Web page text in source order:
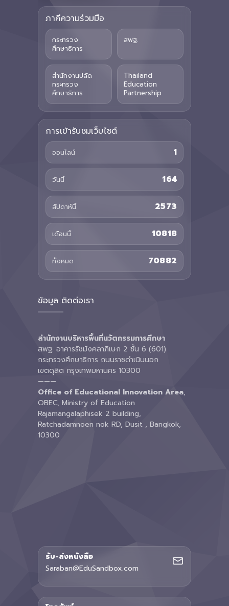
ภาคีความร่วมมือ
กระทรวง
ศึกษาธิการ
สพฐ.
สำนักงานปลัด
กระทรวง
ศึกษาธิการ
Thailand
Education
Partnership
การเข้ารับชมเว็บไซต์
ออนไลน์ 1
วันนี้ 164
สัปดาห์นี้ 2573
เดือนนี้ 10818
ทั้งหมด 70882
ข้อมูล ติดต่อเรา
สำนักงานบริหารพื้นที่นวัตกรรมการศึกษา
สพฐ. อาคารรัชมังคลาภิเษก 2 ชั้น 6 (601)
กระทรวงศึกษาธิการ ถนนราชดำเนินนอก
เขตดุสิต กรุงเทพมหานคร 10300
———
Office of Educational Innovation Area,
OBEC, Ministry of Education
Rajamangalaphisek 2 building,
Ratchadamnoen nok RD, Dusit , Bangkok,
10300
รับ-ส่งหนังสือ
Saraban@EduSandbox.com